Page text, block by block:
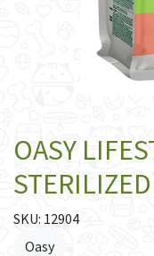
OASY
SKU: 12904
Oasy